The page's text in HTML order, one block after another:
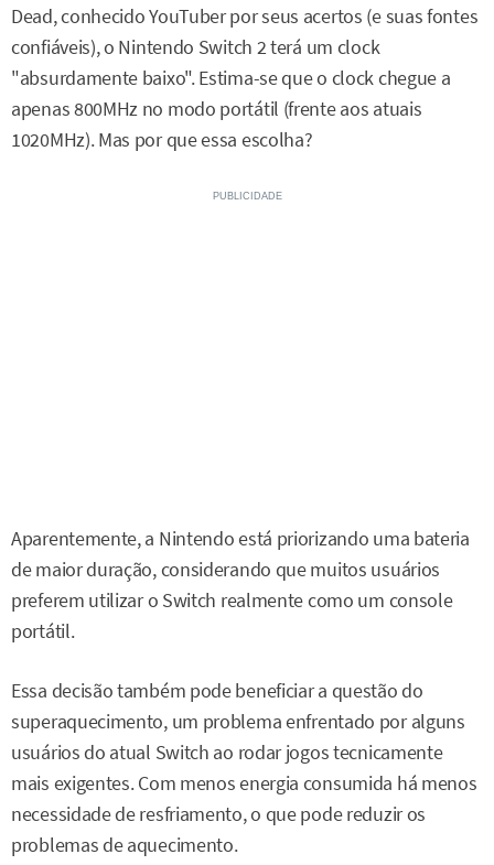
Dead, conhecido YouTuber por seus acertos (e suas fontes
confiáveis), o Nintendo Switch 2 terá um clock
"absurdamente baixo". Estima-se que o clock chegue a
apenas 800MHz no modo portátil (frente aos atuais
1020MHz). Mas por que essa escolha?
Aparentemente, a Nintendo está priorizando uma bateria
de maior duração, considerando que muitos usuários
preferem utilizar o Switch realmente como um console
portátil.
Essa decisão também pode beneficiar a questão do
superaquecimento, um problema enfrentado por alguns
usuários do atual Switch ao rodar jogos tecnicamente
mais exigentes. Com menos energia consumida há menos
necessidade de resfriamento, o que pode reduzir os
problemas de aquecimento.